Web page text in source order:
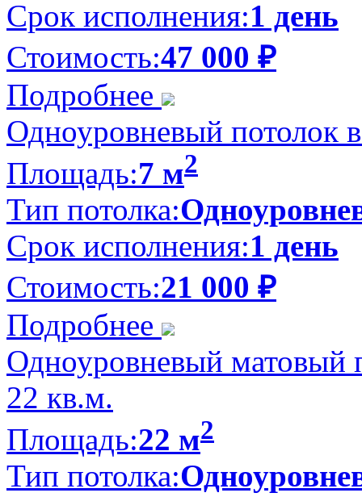
Срок исполнения:1 день
Стоимость:47 000 ₽
Подробнее
Одноуровневый потолок
Площадь:7 м2
Тип потолка:
Срок исполнения:1 день
Стоимость:21 000 ₽
Подробнее
Одноуровневый матовый
22 кв.м.
Площадь:22 м2
Тип потолка: